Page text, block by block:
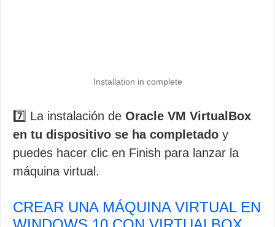
Installation in complete
7️⃣ La instalación de Oracle VM VirtualBox
en tu dispositivo se ha completado y
puedes hacer clic en Finish para lanzar la
máquina virtual.
CREAR UNA MÁQUINA VIRTUAL EN